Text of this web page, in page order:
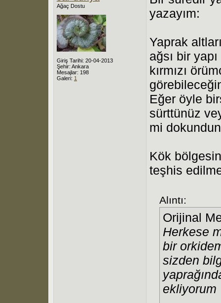
Ağaç Dostu
Giriş Tarihi: 20-04-2013
Şehir: Ankara
Mesajlar: 198
Galeri: 1
yazayım:
Yaprak
ağsı bir
kırmızı
Eğer öyle
sürttünüz
mi
Kök
teşhis
Alıntı:
Orijinal
Herkese
bir
sizden
ekliyorum